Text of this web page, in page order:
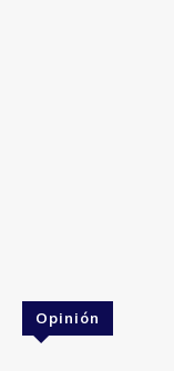
Opinión